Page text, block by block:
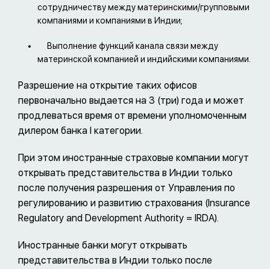
сотрудничеству между материнскими/групповыми
компаниями и компаниями в Индии;
Выполнение функций канала связи между
материнской компанией и индийскими компаниями.
Разрешение на открытие таких офисов
первоначально выдается на 3 (три) года и может
продлеваться время от времени уполномоченным
дилером банка I категории.
При этом иностранные страховые компании могут
открывать представительства в Индии только
после получения разрешения от Управления по
регулированию и развитию страхования (Insurance
Regulatory and Development Authority = IRDA).
Иностранные банки могут открывать
представительства в Индии только после